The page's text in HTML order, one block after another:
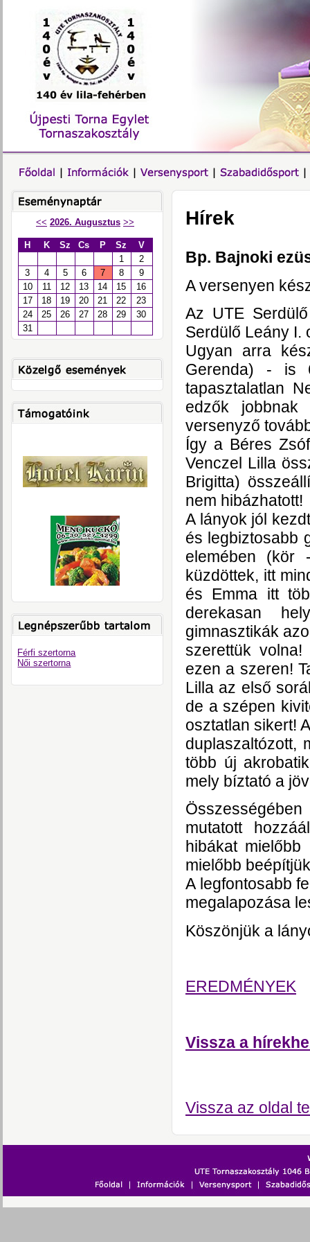
<< 2026. Augusztus >>
H K Sz Cs P Sz
V
1
2
3
4 5 6 7 8
9
10
11 12 13 14 15
16
17
18 19 20 21 22
23
24
25 26 27 28 29
30
31
Férfi szertorna
Női szertorna
Hírek
Bp. Bajnoki
A versenyen
Az UTE
Serdülő Leány I.
Ugyan arra
Gerenda) - is
tapasztalatlan
edzők jobbnak
versenyző
Így a Béres
Venczel Lilla
Brigitta)
nem hibázhatott!
A lányok jól
és legbiztosabb
elemében (kör
küzdöttek, itt
és Emma itt
derekasan
gimnasztikák
szerettük
ezen a szeren!
Lilla az első
de a szépen
osztatlan sikert!
duplaszaltózott,
több új
mely bíztató a
mutatott
hibákat
mielőbb
A legfontosabb
megalapozása
Köszönjük a
EREDMÉNYEK
Vissza a
Vissza az oldal